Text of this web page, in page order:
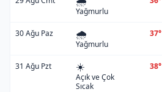
Yağmurlu
30 Ağu Paz 🌧️
Yağmurlu
37°
31 Ağu Pzt ☀️
Açık ve Çok
Sıcak
38°